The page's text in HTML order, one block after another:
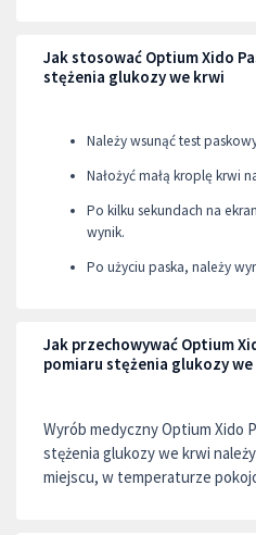
Jak stosować Optium Xido
stężenia glukozy we krwi
Należy wsunąć test
Nałożyć małą kroplę krwi
Po kilku sekundach na
wynik.
Po użyciu paska, należy
Jak przechowywać Optium
pomiaru stężenia glukozy
Wyrób medyczny Optium Xido
stężenia glukozy we krwi
miejscu, w temperaturze